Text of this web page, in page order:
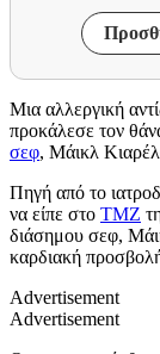
Μια αλλεργική
προκάλεσε τον
σεφ, Μάικλ
Πηγή από το
να είπε στο TMZ
διάσημου σεφ,
καρδιακή
Advertisement
Advertisement